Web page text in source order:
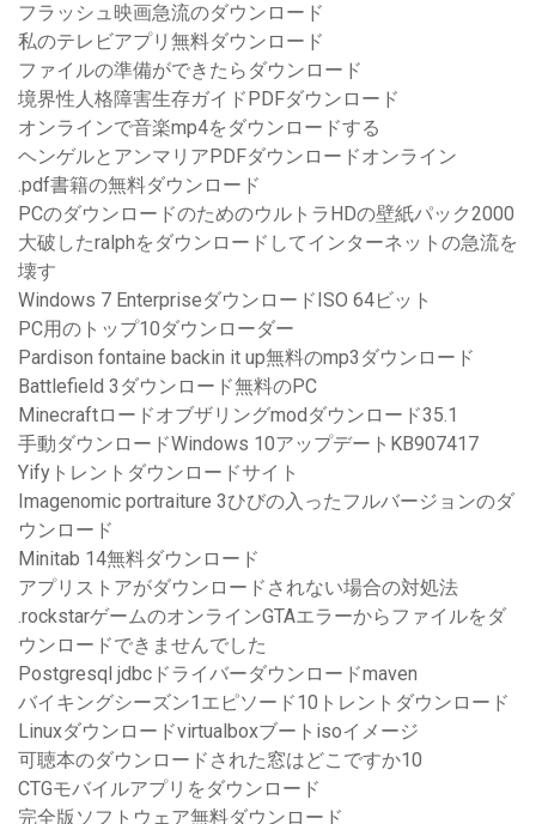
フラッシュ映画急流のダウンロード
私のテレビアプリ無料ダウンロード
ファイルの準備ができたらダウンロード
境界性人格障害生存ガイドPDFダウンロード
オンラインで音楽mp4をダウンロードする
ヘンゲルとアンマリアPDFダウンロードオンライン
.pdf書籍の無料ダウンロード
PCのダウンロードのためのウルトラHDの壁紙パック2000
大破したralphをダウンロードしてインターネットの急流を
壊す
Windows 7 EnterpriseダウンロードISO 64ビット
PC用のトップ10ダウンローダー
Pardison fontaine backin it up無料のmp3ダウンロード
Battlefield 3ダウンロード無料のPC
Minecraftロードオブザリングmodダウンロード35.1
手動ダウンロードWindows 10アップデートKB907417
Yifyトレントダウンロードサイト
Imagenomic portraiture 3ひびの入ったフルバージョンのダ
ウンロード
Minitab 14無料ダウンロード
アプリストアがダウンロードされない場合の対処法
.rockstarゲームのオンラインGTAエラーからファイルをダ
ウンロードできませんでした
Postgresql jdbcドライバーダウンロードmaven
バイキングシーズン1エピソード10トレントダウンロード
Linuxダウンロードvirtualboxブートisoイメージ
可聴本のダウンロードされた窓はどこですか10
CTGモバイルアプリをダウンロード
完全版ソフトウェア無料ダウンロード